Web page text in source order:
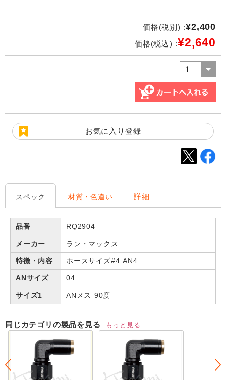
価格(税別) :¥2,400
価格(税込) :¥2,640
お気に入り登録
スペック 材質・色違い 詳細
品番 RQ2904
メーカー ラン・マックス
特徴・内容 ホースサイズ#4 AN4
ANサイズ 04
サイズ1 ANメス 90度
同じカテゴリの製品を見る もっと見る